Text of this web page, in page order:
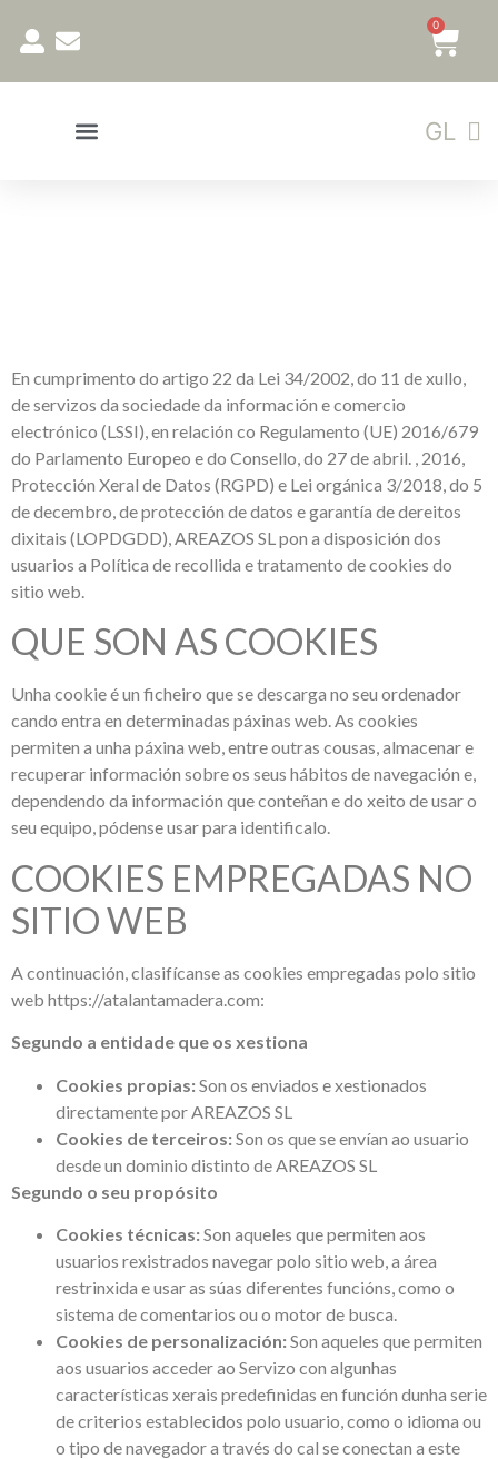
0
GL
EN
En cumprimento do artigo 22 da Lei 34/2002, do 11 de xullo,
de servizos da sociedade da información e comercio
electrónico (LSSI), en relación co Regulamento (UE) 2016/679
do Parlamento Europeo e do Consello, do 27 de abril. , 2016,
Protección Xeral de Datos (RGPD) e Lei orgánica 3/2018, do 5
de decembro, de protección de datos e garantía de dereitos
dixitais (LOPDGDD), AREAZOS SL pon a disposición dos
usuarios a Política de recollida e tratamento de cookies do
sitio web.
QUE SON AS COOKIES
Unha cookie é un ficheiro que se descarga no seu ordenador
cando entra en determinadas páxinas web. As cookies
permiten a unha páxina web, entre outras cousas, almacenar e
recuperar información sobre os seus hábitos de navegación e,
dependendo da información que conteñan e do xeito de usar o
seu equipo, pódense usar para identificalo.
COOKIES EMPREGADAS NO
SITIO WEB
A continuación, clasifícanse as cookies empregadas polo sitio
web https://atalantamadera.com:
Segundo a entidade que os xestiona
Cookies propias:Son os enviados e xestionados
directamente por AREAZOS SL
Cookies de terceiros:Son os que se envían ao usuario
desde un dominio distinto de AREAZOS SL
Segundo o seu propósito
Cookies técnicas:Son aqueles que permiten aos
usuarios rexistrados navegar polo sitio web, a área
restrinxida e usar as súas diferentes funcións, como o
sistema de comentarios ou o motor de busca.
Cookies de personalización:Son aqueles que permiten
aos usuarios acceder ao Servizo con algunhas
características xerais predefinidas en función dunha serie
de criterios establecidos polo usuario, como o idioma ou
o tipo de navegador a través do cal se conectan a este